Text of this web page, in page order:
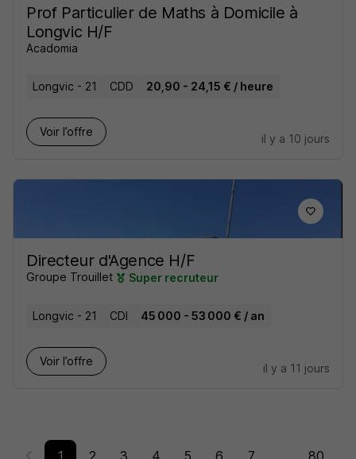
Prof Particulier de Maths à Domicile à
Longvic H/F
Acadomia
Longvic - 21 CDD 20,90 - 24,15 € / heure
Voir l’offre
il y a 10 jours
Directeur d'Agence H/F
Groupe Trouillet Super recruteur
Longvic - 21 CDI 45 000 - 53 000 € / an
Voir l’offre
il y a 11 jours